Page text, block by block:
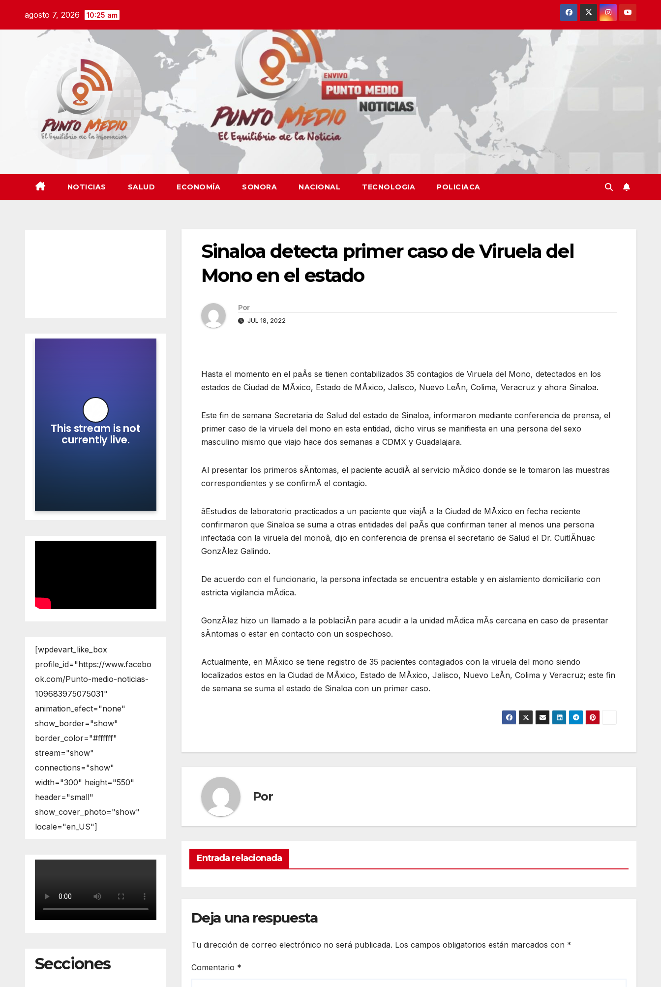
agosto 7, 2026 10:25 am
NOTICIAS SALUD ECONOMÍA SONORA NACIONAL TECNOLOGIA POLICIACA
[wpdevart_like_box
profile_id="https://www.facebo
ok.com/Punto-medio-noticias-
109683975075031"
animation_efect="none"
show_border="show"
border_color="#ffffff"
stream="show"
connections="show"
width="300" height="550"
header="small"
show_cover_photo="show"
locale="en_US"]
Secciones
Sinaloa detecta primer caso de Viruela del
Mono en el estado
Por
JUL 18, 2022
Hasta el momento en el paÃs se tienen contabilizados 35 contagios de Viruela del Mono, detectados en los
estados de Ciudad de MÃxico, Estado de MÃxico, Jalisco, Nuevo LeÃn, Colima, Veracruz y ahora Sinaloa.
Este fin de semana Secretaria de Salud del estado de Sinaloa, informaron mediante conferencia de prensa, el
primer caso de la viruela del mono en esta entidad, dicho virus se manifiesta en una persona del sexo
masculino mismo que viajo hace dos semanas a CDMX y Guadalajara.
Al presentar los primeros sÃntomas, el paciente acudiÃ al servicio mÃdico donde se le tomaron las muestras
correspondientes y se confirmÃ el contagio.
âEstudios de laboratorio practicados a un paciente que viajÃ a la Ciudad de MÃxico en fecha reciente
confirmaron que Sinaloa se suma a otras entidades del paÃs que confirman tener al menos una persona
infectada con la viruela del monoâ, dijo en conferencia de prensa el secretario de Salud el Dr. CuitlÃhuac
GonzÃlez Galindo.
De acuerdo con el funcionario, la persona infectada se encuentra estable y en aislamiento domiciliario con
estricta vigilancia mÃdica.
GonzÃlez hizo un llamado a la poblaciÃn para acudir a la unidad mÃdica mÃs cercana en caso de presentar
sÃntomas o estar en contacto con un sospechoso.
Actualmente, en MÃxico se tiene registro de 35 pacientes contagiados con la viruela del mono siendo
localizados estos en la Ciudad de MÃxico, Estado de MÃxico, Jalisco, Nuevo LeÃn, Colima y Veracruz; este fin
de semana se suma el estado de Sinaloa con un primer caso.
Por
Entrada relacionada
Deja una respuesta
Tu dirección de correo electrónico no será publicada. Los campos obligatorios están marcados con *
Comentario *